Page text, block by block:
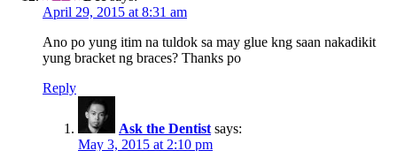
April 29, 2015 at 8:31 am
Ano po yung itim na tuldok sa may glue kng saan nakadikit
yung bracket ng braces? Thanks po
Reply
Ask the Dentist says:
May 3, 2015 at 2:10 pm